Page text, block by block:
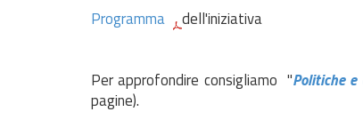
Programma dell'iniziativa
Per approfondire consigliamo "Politiche
pagine).